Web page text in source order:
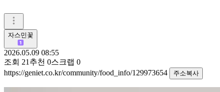
자스민꽃
2026.05.09 08:55
조회 21 추천 0스크랩 0
https://geniet.co.kr/community/food_info/129973654
주소복사